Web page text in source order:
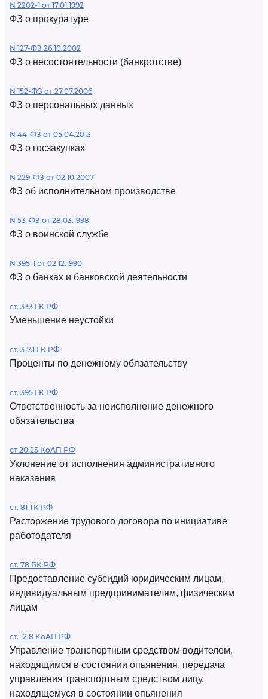
N 2202-1 от 17.01.1992
ФЗ о прокуратуре
N 127-ФЗ 26.10.2002
ФЗ о несостоятельности (банкротстве)
N 152-ФЗ от 27.07.2006
ФЗ о персональных данных
N 44-ФЗ от 05.04.2013
ФЗ о госзакупках
N 229-ФЗ от 02.10.2007
ФЗ об исполнительном производстве
N 53-ФЗ от 28.03.1998
ФЗ о воинской службе
N 395-1 от 02.12.1990
ФЗ о банках и банковской деятельности
ст. 333 ГК РФ
Уменьшение неустойки
ст. 317.1 ГК РФ
Проценты по денежному обязательству
ст. 395 ГК РФ
Ответственность за неисполнение денежного
обязательства
ст 20.25 КоАП РФ
Уклонение от исполнения административного
наказания
ст. 81 ТК РФ
Расторжение трудового договора по инициативе
работодателя
ст. 78 БК РФ
Предоставление субсидий юридическим лицам,
индивидуальным предпринимателям, физическим
лицам
ст. 12.8 КоАП РФ
Управление транспортным средством водителем,
находящимся в состоянии опьянения, передача
управления транспортным средством лицу,
находящемуся в состоянии опьянения